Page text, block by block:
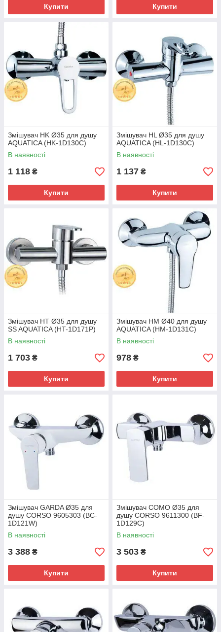
Купити Купити
Змішувач HK Ø35 для душу
AQUATICA (HK-1D130C)
В наявності
1 118 ₴
Купити
Змішувач HL Ø35 для душу
AQUATICA (HL-1D130C)
В наявності
1 137 ₴
Купити
Змішувач HT Ø35 для душу
SS AQUATICA (HT-1D171P)
В наявності
1 703 ₴
Купити
Змішувач HM Ø40 для душу
AQUATICA (HM-1D131C)
В наявності
978 ₴
Купити
Змішувач GARDA Ø35 для
душу CORSO 9605303 (BC-
1D121W)
В наявності
3 388 ₴
Купити
Змішувач COMO Ø35 для
душу CORSO 9611300 (BF-
1D129C)
В наявності
3 503 ₴
Купити